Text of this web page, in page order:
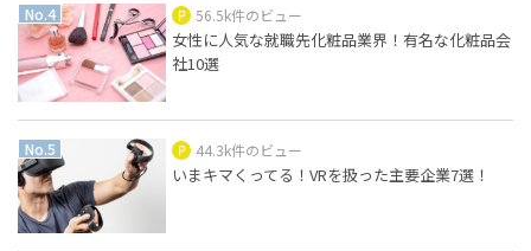
56.5k件のビュー
女性に人気な就職先化粧品業界！有名な化粧品会
社10選
44.3k件のビュー
いまキマくってる！VRを扱った主要企業7選！